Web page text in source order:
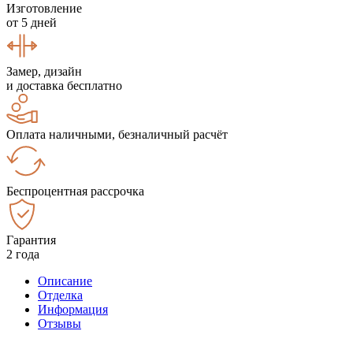
Изготовление
от 5 дней
Замер, дизайн
и доставка бесплатно
Оплата наличными, безналичный расчёт
Беспроцентная рассрочка
Гарантия
2 года
Описание
Отделка
Информация
Отзывы